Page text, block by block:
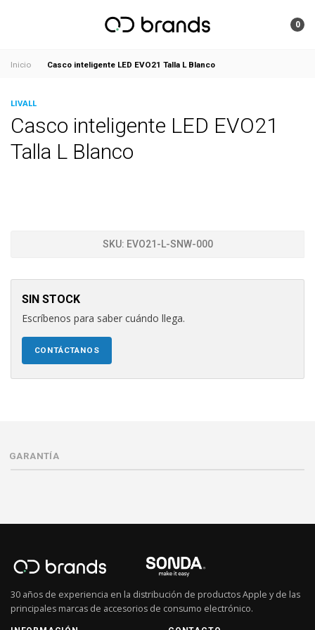
0
Inicio Casco inteligente LED EVO21 Talla L Blanco
LIVALL
Casco inteligente LED EVO21
Talla L Blanco
SKU: EVO21-L-SNW-000
SIN STOCK
Escríbenos para saber cuándo llega.
CONTÁCTANOS
GARANTÍA
30 años de experiencia en la distribución de productos Apple y de las
principales marcas de accesorios de consumo electrónico.